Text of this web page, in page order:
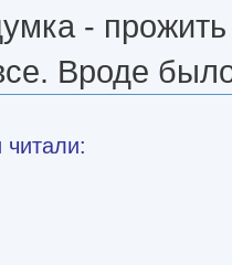
- прожить
Вроде
читали: